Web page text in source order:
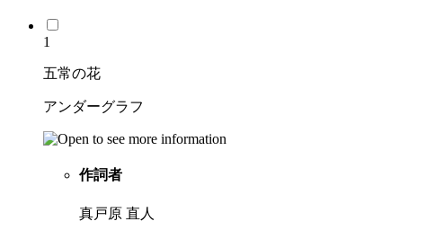
1
五常の花
アンダーグラフ
作詞者
真戸原 直人